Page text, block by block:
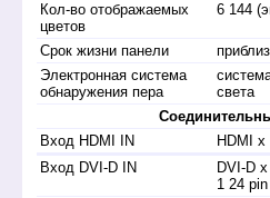
Кол-во отображаемых
цветов
6 144
Срок жизни панели
Электронная система
обнаружения пера
света
Вход HDMI IN
HDMI
Вход DVI-D IN
DVI-D х
1 24 pin